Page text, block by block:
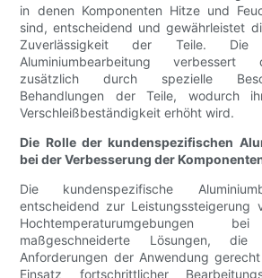
in denen Komponenten Hitze und
sind, entscheidend und gewährleistet
Zuverlässigkeit der Teile. Die
Aluminiumbearbeitung verbessert
zusätzlich durch spezielle
Behandlungen der Teile, wodurch
Verschleißbeständigkeit erhöht wird.
Die Rolle der kundenspezifischen
bei der Verbesserung der
Die kundenspezifische
entscheidend zur Leistungssteigerung
maßgeschneiderte Lösungen,
Anforderungen der Anwendung
Einsatz fortschrittlicher